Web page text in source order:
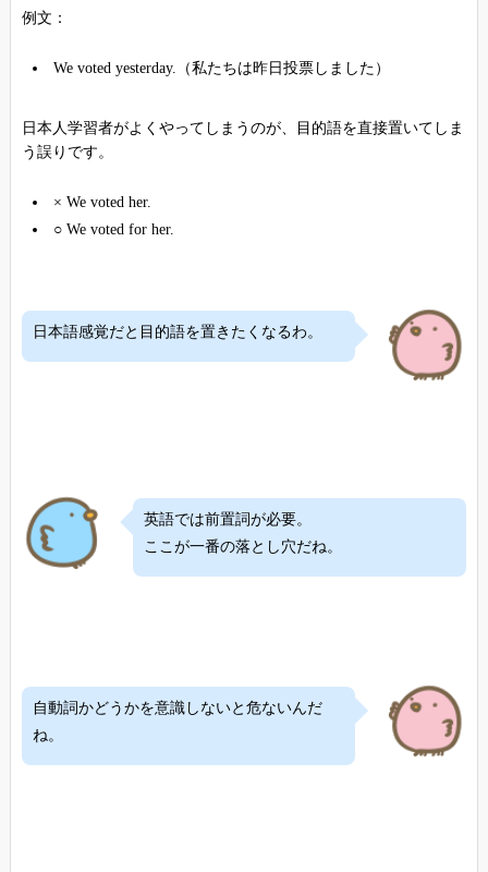
例文：
We voted yesterday.（私たちは昨日投票しました）
日本人学習者がよくやってしまうのが、目的語を直接置いてしま
う誤りです。
× We voted her.
○ We voted for her.
日本語感覚だと目的語を置きたくなるわ。
英語では前置詞が必要。
ここが一番の落とし穴だね。
自動詞かどうかを意識しないと危ないんだ
ね。